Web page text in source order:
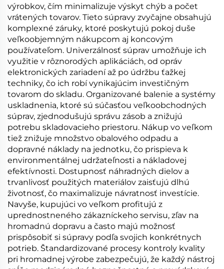
výrobkov, čím minimalizuje výskyt chýb a počet
vrátených tovarov. Tieto súpravy zvyčajne obsahujú
komplexné záruky, ktoré poskytujú pokoj duše
veľkoobjemným nákupcom aj koncovým
používateľom. Univerzálnosť súprav umožňuje ich
využitie v rôznorodých aplikáciách, od opráv
elektronických zariadení až po údržbu ťažkej
techniky, čo ich robí vynikajúcim investičným
tovarom do skladu. Organizované balenie a systémy
uskladnenia, ktoré sú súčasťou veľkoobchodných
súprav, zjednodušujú správu zásob a znižujú
potrebu skladovacieho priestoru. Nákup vo veľkom
tiež znižuje množstvo obalového odpadu a
dopravné náklady na jednotku, čo prispieva k
environmentálnej udržateľnosti a nákladovej
efektívnosti. Dostupnosť náhradných dielov a
trvanlivosť použitých materiálov zaisťujú dlhú
životnosť, čo maximalizuje návratnosť investície.
Navyše, kupujúci vo veľkom profitujú z
uprednostneného zákazníckeho servisu, zľav na
hromadnú dopravu a často majú možnosť
prispôsobiť si súpravy podľa svojich konkrétnych
potrieb. Štandardizované procesy kontroly kvality
pri hromadnej výrobe zabezpečujú, že každý nástroj